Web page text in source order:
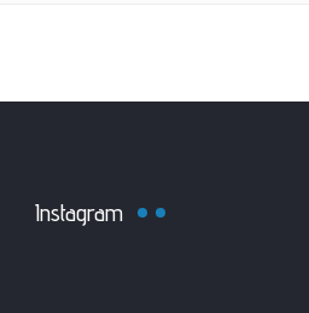
Instagram